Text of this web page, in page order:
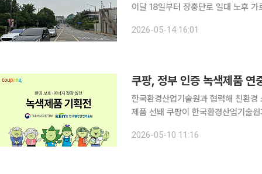
이달 18일부터 장충단로 일대 노후
하고 있다. 올해는 장충단로 가로등
2026-05-14 16:01
쿠팡, 정부 인증 녹색제품 연
한국환경산업기술원과 협력해 친환
제품 선봬 쿠팡이 한국환경산업기술원과 손잡고 정부 인증 녹색제품을 로켓배송으로 선보이는 연중
경부 산하 준정부기관인 한국환경산
2026-05-10 11:16